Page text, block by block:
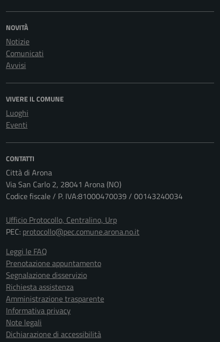
NOVITÀ
Notizie
Comunicati
Avvisi
VIVERE IL COMUNE
Luoghi
Eventi
CONTATTI
Città di Arona
Via San Carlo 2, 28041 Arona (NO)
Codice fiscale / P. IVA:81000470039 / 00143240034
Ufficio Protocollo, Centralino, Urp
PEC: protocollo@pec.comune.arona.no.it
Leggi le FAQ
Prenotazione appuntamento
Segnalazione disservizio
Richiesta assistenza
Amministrazione trasparente
Informativa privacy
Note legali
Dichiarazione di accessibilità